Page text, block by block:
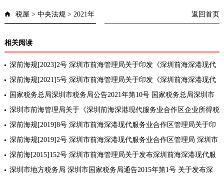
税屋 > 中央法规> 2021年 返回首页
相关阅读
深前海规[2023]2号 深圳市前海管理局关于印发《深圳前海深港现代
服务业合作区支持金融业高质量发展专项资金管理办法》的通知[部分
废止]
深前海规[2021]5号 深圳市前海管理局关于印发《深圳前海深港现代
服务业合作区促进产业集聚办公用房资金补贴办法》的通知
国家税务总局深圳市税务局公告2021年第10号 国家税务总局深圳市
税务局关于发布深圳前海深港现代服务业合作区企业所得税优惠政策
操作指引
深圳市前海管理局关于《深圳前海深港现代服务业合作区企业所得税
优惠产业认定操作指引(试行)》续期的通知
深前海规[2019]8号 深圳市前海深港现代服务业合作区管理局关于印
发《深圳前海深港现代服务业合作区促进企业回归办公用房租金补贴
办法》
深前海规[2019]2号 深圳市前海深港现代服务业合作区管理局 深圳市
财政委员会关于印发深圳前海深港现代服务业合作区境外高端人才和
紧缺人
深前海[2015]152号 深圳市前海管理局关于发布深圳前海深港现代服
务业合作区企业所得税优惠产业认定操作指引(试行)的通告
深圳市地方税务局 深圳市国家税务局通告2015年第1号 关于发布深